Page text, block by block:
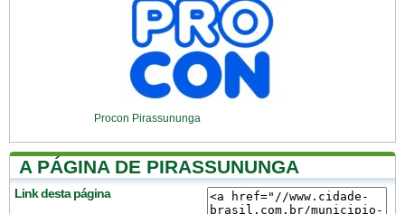
Procon Pirassununga
A PÁGINA DE PIRASSUNUNGA
Link desta página